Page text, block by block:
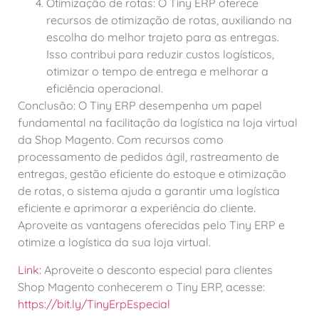
Otimização de rotas: O Tiny ERP oferece
recursos de otimização de rotas, auxiliando na
escolha do melhor trajeto para as entregas.
Isso contribui para reduzir custos logísticos,
otimizar o tempo de entrega e melhorar a
eficiência operacional.
Conclusão: O Tiny ERP desempenha um papel
fundamental na facilitação da logística na loja virtual
da Shop Magento. Com recursos como
processamento de pedidos ágil, rastreamento de
entregas, gestão eficiente do estoque e otimização
de rotas, o sistema ajuda a garantir uma logística
eficiente e aprimorar a experiência do cliente.
Aproveite as vantagens oferecidas pelo Tiny ERP e
otimize a logística da sua loja virtual.
Link: Aproveite o desconto especial para clientes
Shop Magento conhecerem o Tiny ERP, acesse:
https://bit.ly/TinyErpEspecial